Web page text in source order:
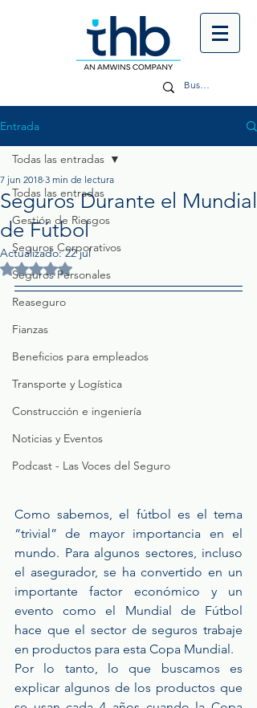
Entrada
Todas las entradas
Gestión de Riesgos
Seguros Corporativos
Seguros Personales
Reaseguro
Fianzas
Beneficios para empleados
Transporte y Logística
Construcción e ingeniería
Noticias y Eventos
Podcast - Las Voces del Seguro
Todas las entradas
Seguros Durante el Mundial
de Fútbol
7 jun 2018 3 min de lectura
Actualizado:22 jul
Obtuvo NaN de 5 estrellas.
Como sabemos, el fútbol es el tema
“trivial” de mayor importancia en el
mundo. Para algunos sectores, incluso
el asegurador, se ha convertido en un
importante factor económico y un
evento como el Mundial de Fútbol
hace que el sector de seguros trabaje
en productos para esta Copa Mundial.
Por lo tanto, lo que buscamos es
explicar algunos de los productos que